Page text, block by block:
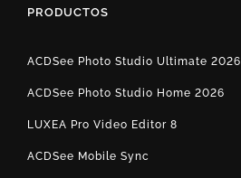
PRODUCTOS
ACDSee Photo Studio Ultimate 2026
ACDSee Photo Studio Home 2026
LUXEA Pro Video Editor 8
ACDSee Mobile Sync